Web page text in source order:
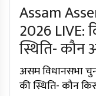
Assam
2026 LIVE:
स्थिति- कौन
असम विधानसभा
की स्थिति- कौन